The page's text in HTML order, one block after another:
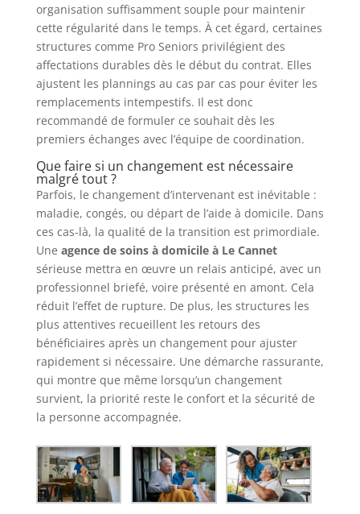
organisation suffisamment souple pour maintenir
cette régularité dans le temps. À cet égard, certaines
structures comme Pro Seniors privilégient des
affectations durables dès le début du contrat. Elles
ajustent les plannings au cas par cas pour éviter les
remplacements intempestifs. Il est donc
recommandé de formuler ce souhait dès les
premiers échanges avec l’équipe de coordination.
Que faire si un changement est nécessaire
malgré tout ?
Parfois, le changement d’intervenant est inévitable :
maladie, congés, ou départ de l’aide à domicile. Dans
ces cas-là, la qualité de la transition est primordiale.
Une agence de soins à domicile à Le Cannet
sérieuse mettra en œuvre un relais anticipé, avec un
professionnel briefé, voire présenté en amont. Cela
réduit l’effet de rupture. De plus, les structures les
plus attentives recueillent les retours des
bénéficiaires après un changement pour ajuster
rapidement si nécessaire. Une démarche rassurante,
qui montre que même lorsqu’un changement
survient, la priorité reste le confort et la sécurité de
la personne accompagnée.